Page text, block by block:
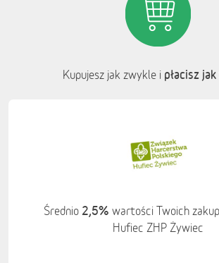
Kupujesz jak zwykle i płacisz
Średnio 2,5% wartości Twoich
Hufiec ZHP Żywiec